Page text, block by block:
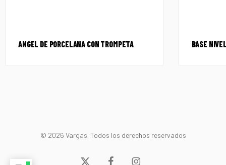
ANGEL DE PORCELANA CON TROMPETA BASE
© 2026 Vargas. Todos los derechos reservados
x- facebookinstagram